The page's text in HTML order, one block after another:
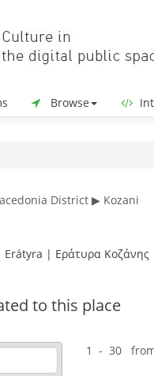
Browse
District ▶ Kozani
| Εράτυρα
to this place
1 - 30